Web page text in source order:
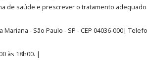
de saúde e prescrever o tratamento
Mariana - São Paulo - SP - CEP 04036-000|
às 18h00. |